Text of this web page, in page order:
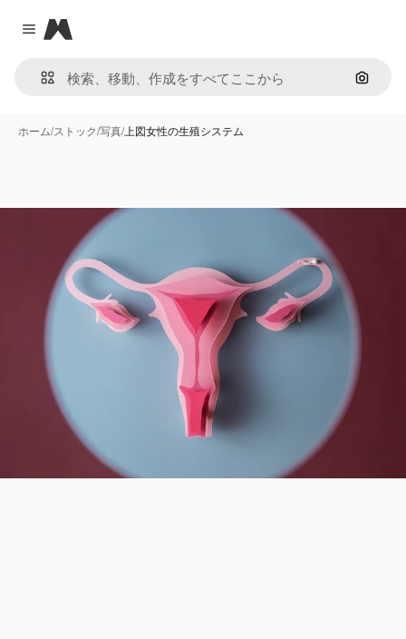
Close menu
Magnific
画像で
ホーム/ストック/写真/上図女性の生殖システム